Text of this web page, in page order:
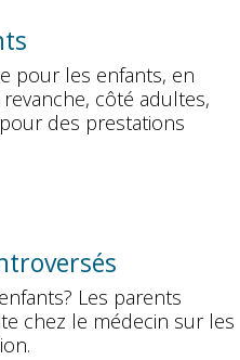
pour les enfants, en
côté adultes,
des prestations
Les parents
chez le médecin sur les